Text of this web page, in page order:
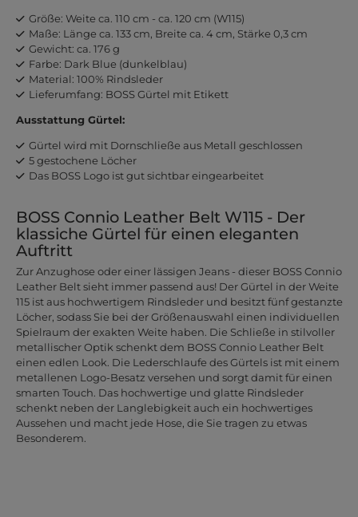
Größe: Weite ca. 110 cm - ca. 120 cm (W115)
Maße: Länge ca. 133 cm, Breite ca. 4 cm, Stärke 0,3 cm
Gewicht: ca. 176 g
Farbe: Dark Blue (dunkelblau)
Material: 100% Rindsleder
Lieferumfang: BOSS Gürtel mit Etikett
Ausstattung Gürtel:
Gürtel wird mit Dornschließe aus Metall geschlossen
5 gestochene Löcher
Das BOSS Logo ist gut sichtbar eingearbeitet
BOSS Connio Leather Belt W115 - Der
klassiche Gürtel für einen eleganten
Auftritt
Zur Anzughose oder einer lässigen Jeans - dieser BOSS Connio
Leather Belt sieht immer passend aus! Der Gürtel in der Weite
115 ist aus hochwertigem Rindsleder und besitzt fünf gestanzte
Löcher, sodass Sie bei der Größenauswahl einen individuellen
Spielraum der exakten Weite haben. Die Schließe in stilvoller
metallischer Optik schenkt dem BOSS Connio Leather Belt
einen edlen Look. Die Lederschlaufe des Gürtels ist mit einem
metallenen Logo-Besatz versehen und sorgt damit für einen
smarten Touch. Das hochwertige und glatte Rindsleder
schenkt neben der Langlebigkeit auch ein hochwertiges
Aussehen und macht jede Hose, die Sie tragen zu etwas
Besonderem.